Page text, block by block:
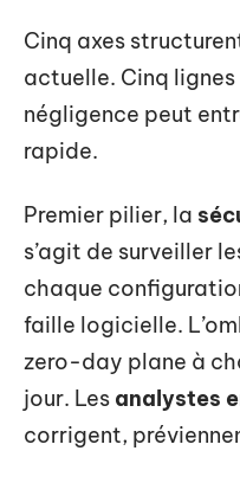
Cinq axes
actuelle. Cinq
négligence peut
rapide.
Premier pilier, la
s’agit de surveiller
chaque
faille logicielle.
zero-day plane à
jour. Les analystes
corrigent,